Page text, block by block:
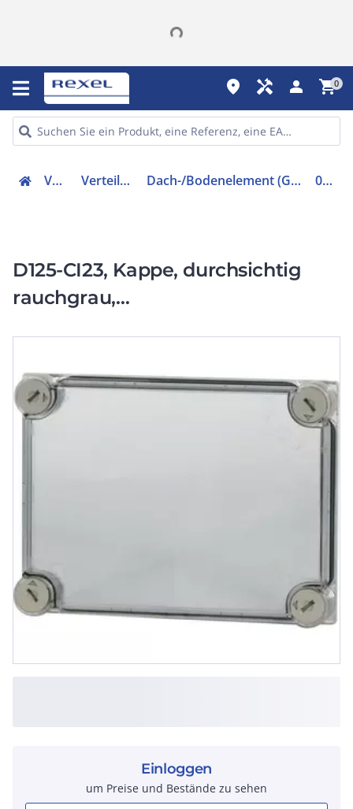
place handyman person shopping_cart0
Verteiler Verteilerzubehör Dach-/Bodenelement (Gehäuse/Schaltschrank) 014830
D125-CI23, Kappe, durchsichtig
rauchgrau,
Einloggen
um Preise und Bestände zu sehen